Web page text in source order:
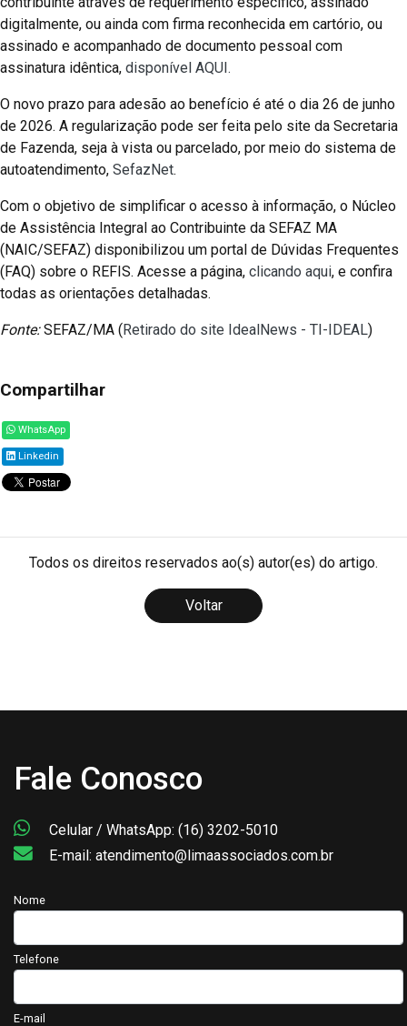
digitalmente, ou ainda com firma reconhecida em cartório, ou
assinado e acompanhado de documento pessoal com
assinatura idêntica, disponível AQUI.
O novo prazo para adesão ao benefício é até o dia 26 de junho
de 2026. A regularização pode ser feita pelo site da Secretaria
de Fazenda, seja à vista ou parcelado, por meio do sistema de
autoatendimento, SefazNet.
Com o objetivo de simplificar o acesso à informação, o Núcleo
de Assistência Integral ao Contribuinte da SEFAZ MA
(NAIC/SEFAZ) disponibilizou um portal de Dúvidas Frequentes
(FAQ) sobre o REFIS. Acesse a página, clicando aqui, e confira
todas as orientações detalhadas.
Fonte:SEFAZ/MA (Retirado do site IdealNews - TI-IDEAL)
Compartilhar
WhatsApp
Linkedin
Todos os direitos reservados ao(s) autor(es) do artigo.
Voltar
Fale Conosco
Celular / WhatsApp: (16) 3202-5010
E-mail: atendimento@limaassociados.com.br
Nome
Telefone
E-mail